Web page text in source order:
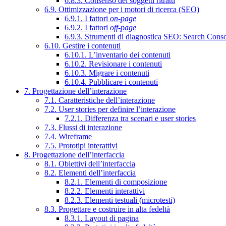
6.9. Ottimizzazione per i motori di ricerca (SEO)
6.9.1. I fattori on-page
6.9.2. I fattori off-page
6.9.3. Strumenti di diagnostica SEO: Search
6.10. Gestire i contenuti
6.10.1. L’inventario dei contenuti
6.10.2. Revisionare i contenuti
6.10.3. Migrare i contenuti
6.10.4. Pubblicare i contenuti
7. Progettazione dell’interazione
7.1. Caratteristiche dell’interazione
7.2. User stories per definire l’interazione
7.2.1. Differenza tra scenari e user stories
7.3. Flussi di interazione
7.4. Wireframe
7.5. Prototipi interattivi
8. Progettazione dell’interfaccia
8.1. Obiettivi dell’interfaccia
8.2. Elementi dell’interfaccia
8.2.1. Elementi di composizione
8.2.2. Elementi interattivi
8.2.3. Elementi testuali (microtesti)
8.3. Progettare e costruire in alta fedeltà
8.3.1. Layout di pagina